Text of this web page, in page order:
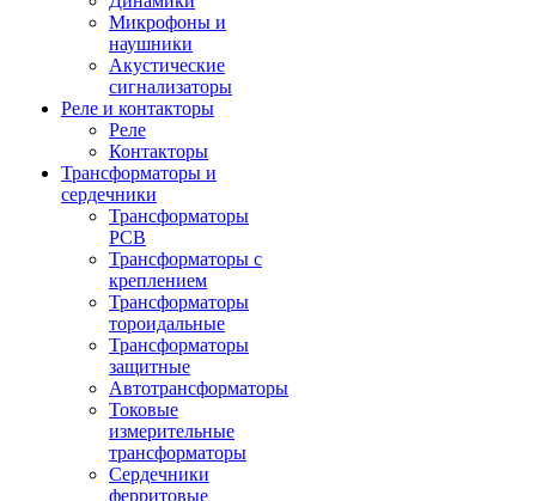
Микрофоны и
наушники
Акустические
сигнализаторы
Реле и контакторы
Реле
Контакторы
Трансформаторы и
сердечники
Трансформаторы
PCB
Трансформаторы с
креплением
Трансформаторы
тороидальные
Трансформаторы
защитные
Автотрансформаторы
Токовые
измерительные
трансформаторы
Сердечники
ферритовые